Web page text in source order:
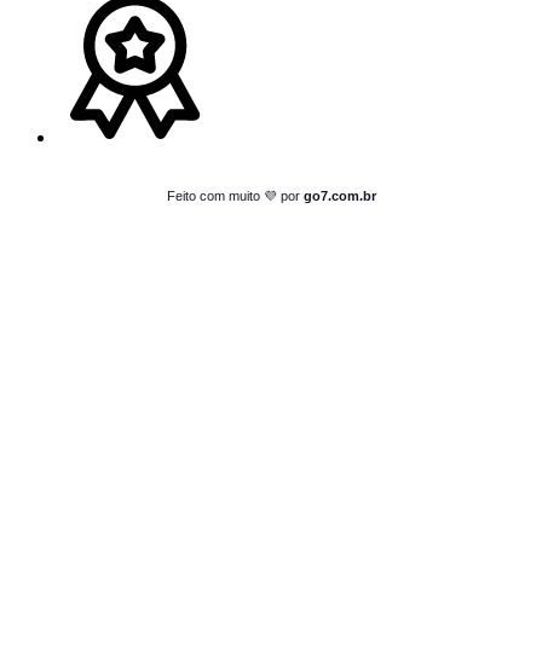
Feito com muito 💜 por go7.com.br